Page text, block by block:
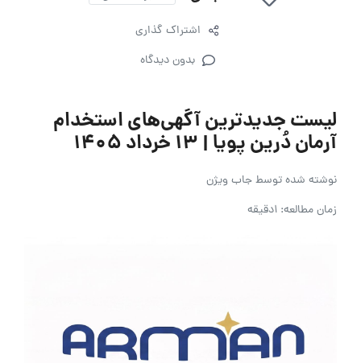
اشتراک گذاری
بدون دیدگاه
لیست جدیدترین آگهی‌های استخدام
آرمان دُرین پویا | ۱۳ خرداد ۱۴۰۵
نوشته شده توسطجاب ویژن
زمان مطالعه: 1دقیقه